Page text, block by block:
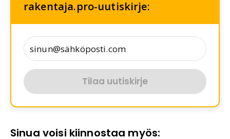
rakentaja.pro-uutiskirje:
Tilaa uutiskirje
Sinua voisi kiinnostaa myös: